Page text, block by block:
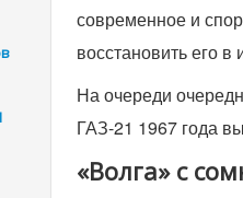
современное и
восстановить его в
На очереди
ГАЗ-21 1967 года
«Волга» с